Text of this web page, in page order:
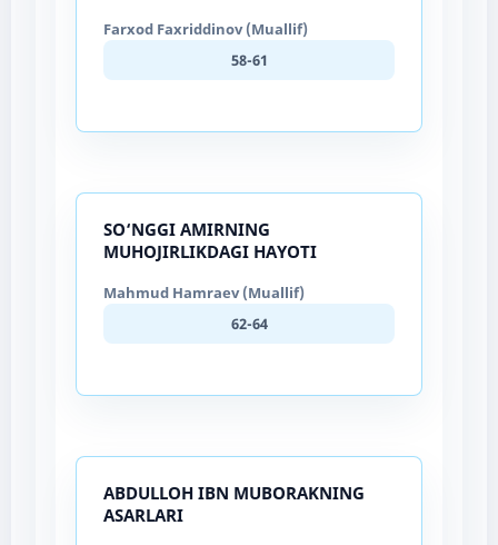
Farxod Faxriddinov (Muallif)
58-61
SO‘NGGI AMIRNING
MUHOJIRLIKDAGI HAYOTI
Mahmud Hamraev (Muallif)
62-64
ABDULLOH IBN MUBORAKNING
ASARLARI